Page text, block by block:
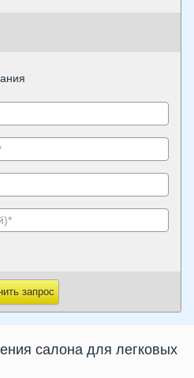
запрос
салона для легковых